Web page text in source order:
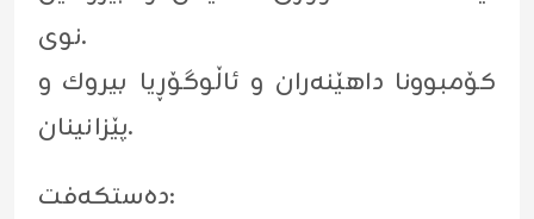
نوی.
کۆمبوونا داهێنەران و ئاڵوگۆڕیا بیروك و
پێزانینان.
دەستكەفت: